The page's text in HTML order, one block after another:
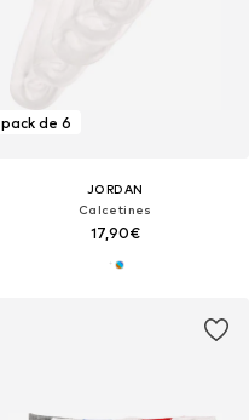
pack de 6
JORDAN
Calcetines
17,90€